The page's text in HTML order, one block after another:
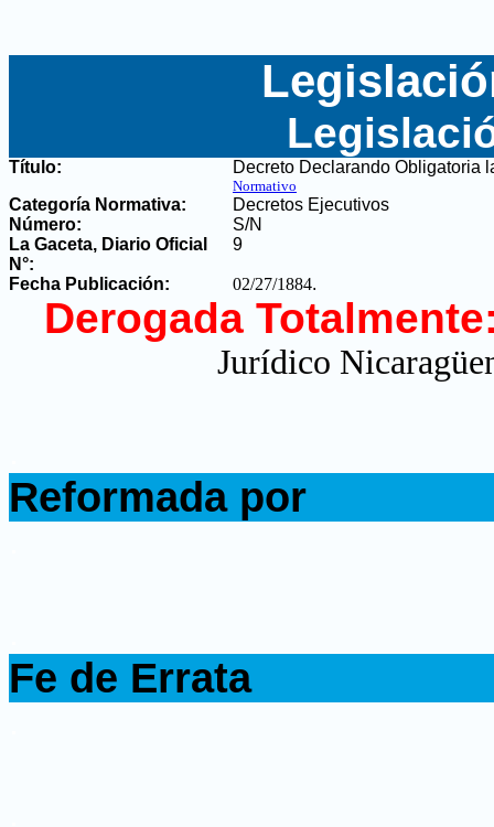
Título: Decreto Declarando Obligatoria
Normativo
Categoría Normativa:
Decretos Ejecutivos
Número:
S/N
La Gaceta, Diario Oficial
N°:
9
Fecha Publicación: 02/27/1884.
Derogada
Jurídico
Reformada por
Fe de Errata